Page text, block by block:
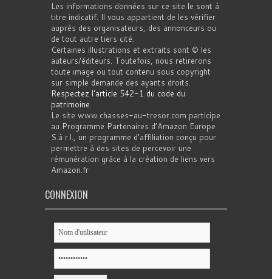
Les informations données sur ce site le sont à
titre indicatif. Il vous appartient de les vérifier
auprès des organisateurs, des annonceurs ou
de tout autre tiers cité.
Certaines illustrations et extraits sont © les
auteurs/éditeurs. Toutefois, nous retirerons
toute image ou tout contenu sous copyright
sur simple demande des ayants droits.
Respectez l'article 542-1 du code du
patrimoine.
Le site www.chasses-au-tresor.com participe
au Programme Partenaires d’Amazon Europe
S.à r.l., un programme d’affiliation conçu pour
permettre à des sites de percevoir une
rémunération grâce à la création de liens vers
Amazon.fr
CONNEXION